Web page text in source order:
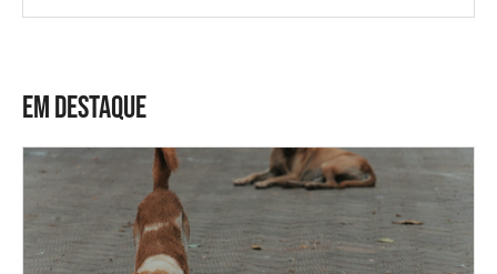
EM DESTAQUE